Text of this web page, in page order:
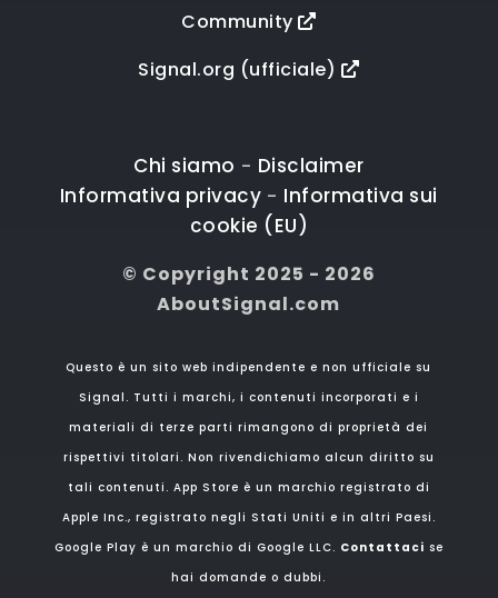
Community
Signal.org (ufficiale)
Chi siamo - Disclaimer
Informativa privacy - Informativa sui
cookie (EU)
© Copyright 2025 - 2026
AboutSignal.com
Questo è un sito web indipendente e non ufficiale su
Signal. Tutti i marchi, i contenuti incorporati e i
materiali di terze parti rimangono di proprietà dei
rispettivi titolari. Non rivendichiamo alcun diritto su
tali contenuti. App Store è un marchio registrato di
Apple Inc., registrato negli Stati Uniti e in altri Paesi.
Google Play è un marchio di Google LLC. Contattaci se
hai domande o dubbi.